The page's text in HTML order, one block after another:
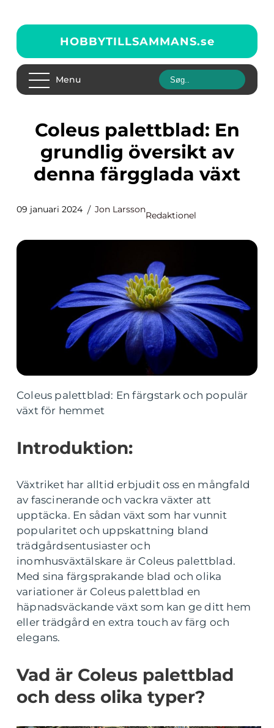
HOBBYTILLSAMMANS.se
Menu
Coleus palettblad: En
grundlig översikt av
denna färgglada växt
09 januari 2024 Jon Larsson
Redaktionel
Coleus palettblad: En färgstark och populär
växt för hemmet
Introduktion:
Växtriket har alltid erbjudit oss en mångfald
av fascinerande och vackra växter att
upptäcka. En sådan växt som har vunnit
popularitet och uppskattning bland
trädgårdsentusiaster och
inomhusväxtälskare är Coleus palettblad.
Med sina färgsprakande blad och olika
variationer är Coleus palettblad en
häpnadsväckande växt som kan ge ditt hem
eller trädgård en extra touch av färg och
elegans.
Vad är Coleus palettblad
och dess olika typer?